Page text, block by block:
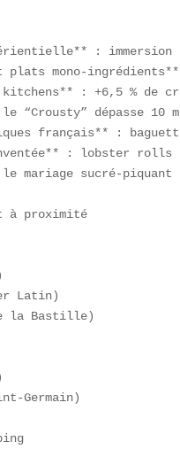
:
mono-
: +6,5 % de
“Crousty” dépasse
français** :
: lobster rolls
mariage sucré-piquant
à proximité
Latin)
la Bastille)
Germain)